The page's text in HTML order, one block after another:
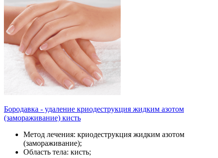
Бородавка - удаление криодеструкция жидким азотом
(замораживание) кисть
Метод лечения: криодеструкция жидким азотом
(замораживание);
Область тела: кисть;